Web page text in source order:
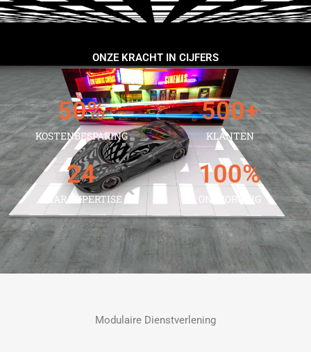
ONZE KRACHT IN CIJFERS
KOSTENBESPARING
50%
KLANTEN
500+
JAAR EXPERTISE
24
ONTZORGING
100%
Modulaire Dienstverlening